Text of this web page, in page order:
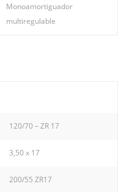
Monoamortiguador
multiregulable
120/70 – ZR 17
3,50 x 17
200/55 ZR17